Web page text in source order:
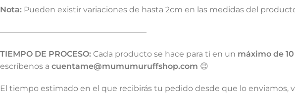
Nota: Pueden existir variaciones de hasta 2cm en las medidas del
——————————————————–
TIEMPO DE PROCESO: Cada producto se hace para ti en un máximo de
escríbenos a cuentame@mumumuruffshop.com 😉
El tiempo estimado en el que recibirás tu pedido desde que lo enviamos,